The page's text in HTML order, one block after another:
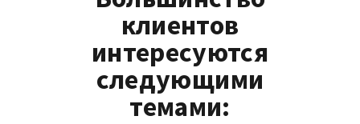
клиентов
интересуются
следующими
темами: